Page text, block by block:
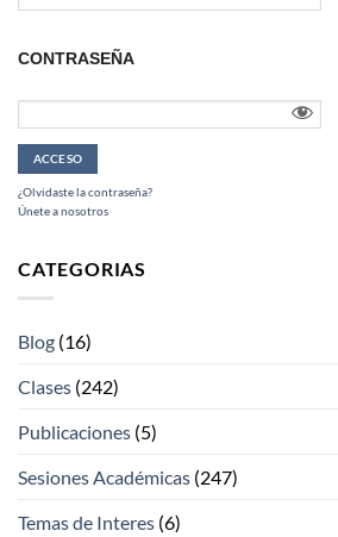
CONTRASEÑA
¿Olvidaste la contraseña?
Únete a nosotros
CATEGORIAS
Blog (16)
Clases (242)
Publicaciones (5)
Sesiones Académicas (247)
Temas de Interes (6)